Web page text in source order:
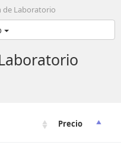
Laboratorio
Precio